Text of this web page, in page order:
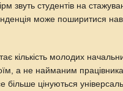
звуть студентів на
може поширитися
кількість молодих
а не найманим
більше цінуються